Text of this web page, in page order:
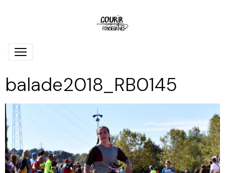
balade2018_RB0145